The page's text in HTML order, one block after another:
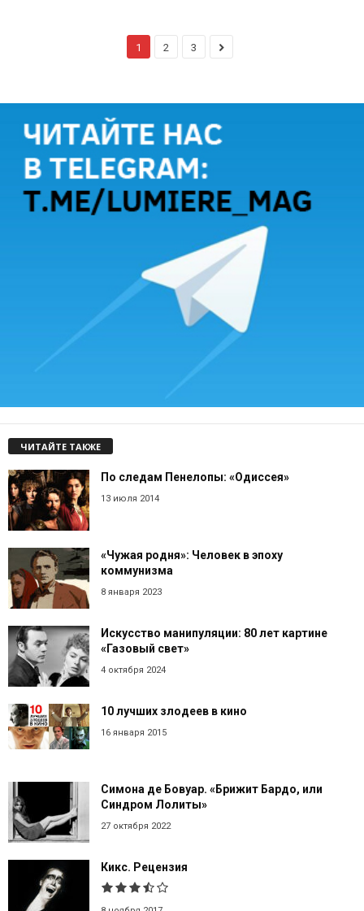
1 2 3
ЧИТАЙТЕ ТАКЖЕ
По следам Пенелопы: «Одиссея»
13 июля 2014
«Чужая родня»: Человек в эпоху
коммунизма
8 января 2023
Искусство манипуляции: 80 лет картине
«Газовый свет»
4 октября 2024
10 лучших злодеев в кино
16 января 2015
Симона де Бовуар. «Брижит Бардо, или
Синдром Лолиты»
27 октября 2022
Кикс. Рецензия